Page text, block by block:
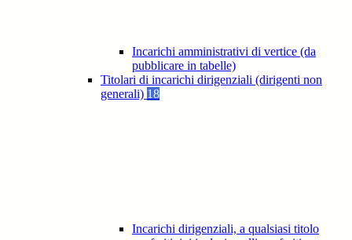
Incarichi amministrativi di vertice (da
pubblicare in tabelle)
Titolari di incarichi dirigenziali (dirigenti non
generali) 18
Incarichi dirigenziali, a qualsiasi titolo